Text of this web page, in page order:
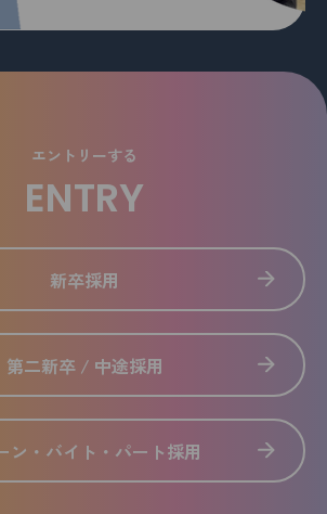
エントリーする
ENTRY
新卒採用
第二新卒 / 中途採用
ン・バイト・パート採用